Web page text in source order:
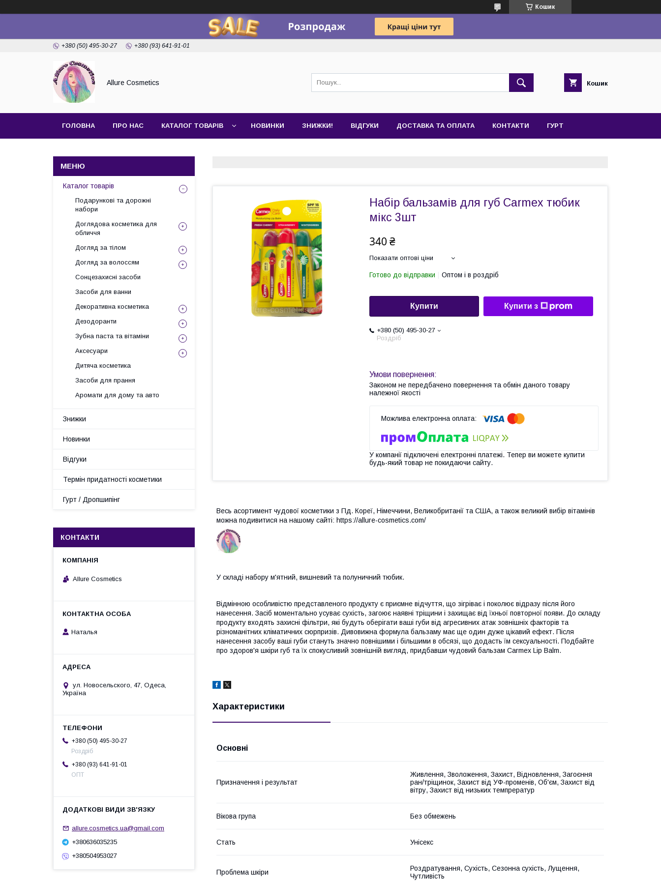
Кошик
+380 (50) 495-30-27 +380 (93) 641-91-01
Allure Cosmetics Кошик
ГОЛОВНА ПРО НАС КАТАЛОГ ТОВАРІВ НОВИНКИ ЗНИЖКИ! ВІДГУКИ ДОСТАВКА ТА ОПЛАТА КОНТАКТИ ГУРТ
Набір бальзамів для губ Carmex тюбик
мікс 3шт
340 ₴
Показати оптові ціни
Готово до відправки Оптом і в роздріб
Купити Купити з
+380 (50) 495-30-27
Роздріб
Законом не передбачено повернення та обмін даного товару
належної якості
У компанії підключені електронні платежі. Тепер ви можете купити
будь-який товар не покидаючи сайту.
Весь асортимент чудової косметики з Пд. Кореї, Німеччини, Великобританії та США, а також великий вибір вітамінів
можна подивитися на нашому сайті: https://allure-cosmetics.com/
У складі набору м'ятний, вишневий та полуничний тюбик.
Відмінною особливістю представленого продукту є приємне відчуття, що зігріває і поколює відразу після його
нанесення. Засіб моментально усуває сухість, загоює наявні тріщини і захищає від їхньої повторної появи. До складу
продукту входять захисні фільтри, які будуть оберігати ваші губи від агресивних атак зовнішніх факторів та
різноманітних кліматичних сюрпризів. Дивовижна формула бальзаму має ще один дуже цікавий ефект. Після
нанесення засобу ваші губи стануть значно повнішими і більшими в обсязі, що додасть їм сексуальності. Подбайте
про здоров'я шкіри губ та їх спокусливий зовнішній вигляд, придбавши чудовий бальзам Сarmex Lip Balm.
Характеристики
Основні
Призначення і результат
Живлення, Зволоження, Захист, Відновлення, Загоєння
ран/тріщинок, Захист від УФ-променів, Об'єм, Захист від
вітру, Захист від низьких темпрератур
Вікова група Без обмежень
Стать Унісекс
Проблема шкіри
Роздратування, Сухість, Сезонна сухість, Лущення,
Чутливість
Каталог товарів
Подарункові та дорожні
набори
Доглядова косметика для
обличчя
Догляд за тілом
Догляд за волоссям
Сонцезахисні засоби
Засоби для ванни
Декоративна косметика
Дезодоранти
Зубна паста та вітаміни
Аксесуари
Дитяча косметика
Засоби для прання
Аромати для дому та авто
Знижки
Новинки
Відгуки
Термін придатності косметики
Гурт / Дропшипінг
КОНТАКТИ
Allure Cosmetics
Наталья
ул. Новосельского, 47, Одеса,
Україна
+380 (50) 495-30-27
Роздріб
+380 (93) 641-91-01
ОПТ
allure.cosmetics.ua@gmail.com
+380636035235
+380504953027